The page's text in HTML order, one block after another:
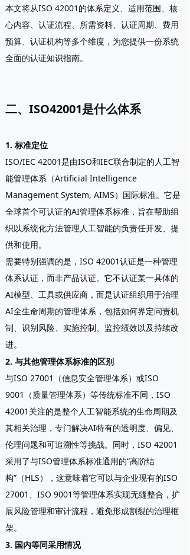
本文将从ISO 42001的体系定义、适用范围、核
心内容、认证流程、所需资料、认证周期、费用
预算、认证机构等多个维度，为您提供一份系统
全面的认证知识指南。
二、ISO42001是什么体系
1. 标准定位
ISO/IEC 42001是由ISO和IEC联合制定的人工智
能管理体系（Artificial Intelligence
Management System, AIMS）国际标准。它是
全球首个可认证的AI管理体系标准，旨在帮助组
织以系统化方法管理人工智能的负责任开发、提
供和使用。
需要特别强调的是，ISO 42001认证是一种管理
体系认证 ，而非产品认证。它不认证某一具体的
AI模型、工具或供应商，而是认证组织用于治理
AI全生命周期的管理体系，包括如何界定问责机
制、识别风险、实施控制、监控绩效以及持续改
进。
2. 与其他管理体系标准的区别
与ISO 27001（信息安全管理体系）或ISO
9001（质量管理体系）等传统标准不同，ISO
42001关注的是整个人工智能系统的生命周期及
其相关治理，专门解决AI特有的透明度、偏见、
伦理问题和可追溯性等挑战。同时，ISO 42001
采用了与ISO管理体系标准通用的“高阶结
构”（HLS），这意味着它可以与企业现有的ISO
27001、ISO 9001等管理体系实现无缝整合，扩
展风险管理和审计流程，避免形成割裂的治理框
架。
3. 国内等同采用情况